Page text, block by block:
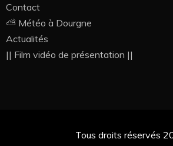
Contact
⛅ Météo à Dourgne
Actualités
|| Film vidéo de présentation ||
Tous droits réservés